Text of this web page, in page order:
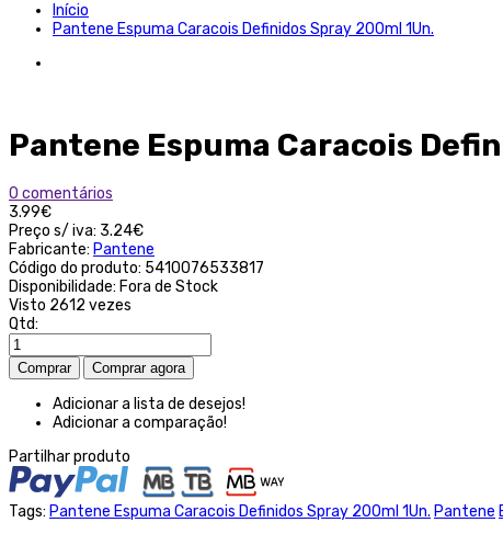
Início
Pantene Espuma Caracois Definidos Spray 200ml 1Un.
Pantene Espuma Caracois
0 comentários
3.99€
Preço s/ iva: 3.24€
Fabricante: Pantene
Código do produto: 5410076533817
Disponibilidade: Fora de Stock
Visto 2612 vezes
Qtd:
Adicionar a lista de desejos!
Adicionar a comparação!
Partilhar produto
Tags: Pantene Espuma Caracois Definidos Spray 200ml 1Un. Pantene